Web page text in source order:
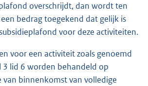
overschrijdt, dan wordt ten
bedrag toegekend dat gelijk is
voor deze activiteiten.
voor een activiteit zoals genoemd
3 lid 6 worden behandeld op
van binnenkomst van volledige